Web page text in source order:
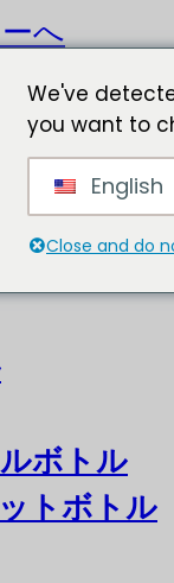
へ
ボトル
トボトル
We've
you want to
English
Close and do